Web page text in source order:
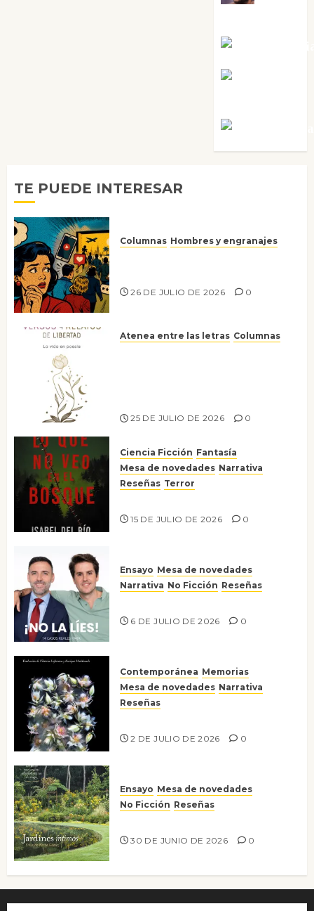
TE PUEDE INTERESAR
Columnas Hombres y engranajes
26 DE JULIO DE 2026 0
Atenea entre las letras Columnas
25 DE JULIO DE 2026 0
Ciencia Ficción Fantasía
Mesa de novedades Narrativa
Reseñas Terror
15 DE JULIO DE 2026 0
Ensayo Mesa de novedades
Narrativa No Ficción Reseñas
6 DE JULIO DE 2026 0
Contemporánea Memorias
Mesa de novedades Narrativa
Reseñas
2 DE JULIO DE 2026 0
Ensayo Mesa de novedades
No Ficción Reseñas
30 DE JUNIO DE 2026 0